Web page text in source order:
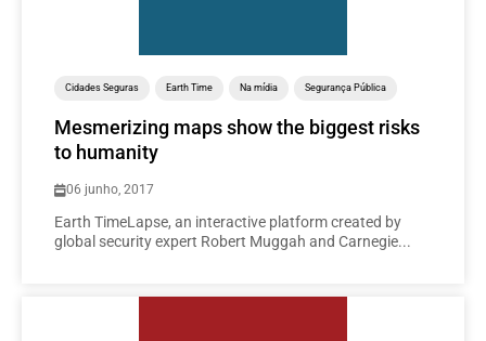
Cidades Seguras Earth Time Na mídia Segurança Pública
Mesmerizing maps show the biggest risks
to humanity
06 junho, 2017
Earth TimeLapse, an interactive platform created by
global security expert Robert Muggah and Carnegie...